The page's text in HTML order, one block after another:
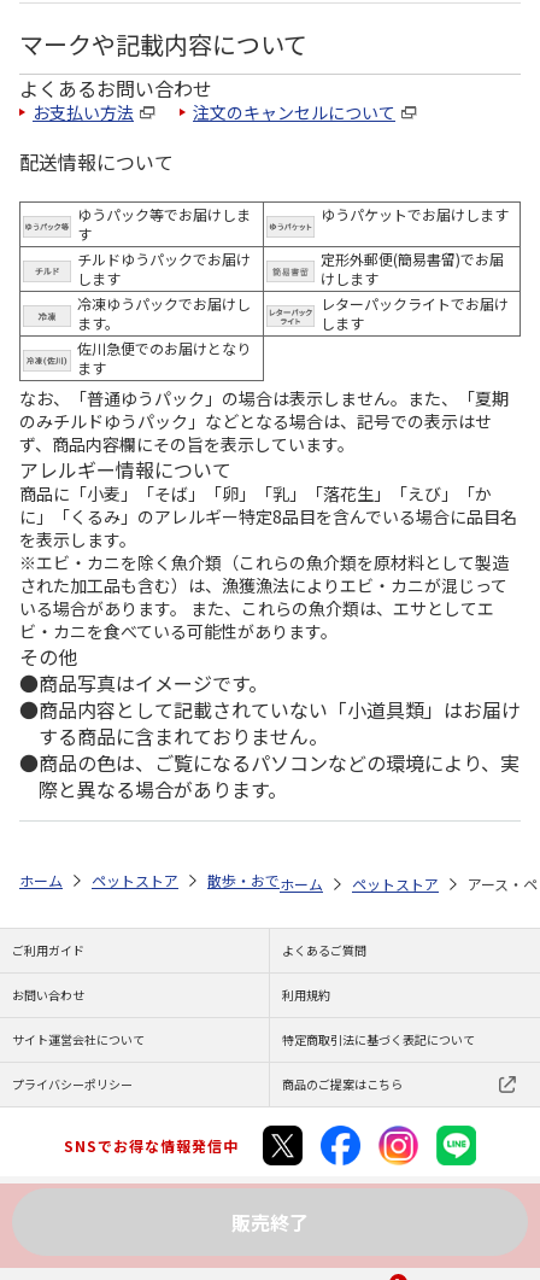
マークや記載内容について
よくあるお問い合わせ
お支払い方法 注文のキャンセルについて
配送情報について
ゆうパック等でお届けしま
す
ゆうパケットでお届けします
チルドゆうパックでお届け
します
定形外郵便(簡易書留)でお届
けします
冷凍ゆうパックでお届けし
ます。
レターパックライトでお届け
します
佐川急便でのお届けとなり
ます
なお、「普通ゆうパック」の場合は表示しません。また、「夏期
のみチルドゆうパック」などとなる場合は、記号での表示はせ
ず、商品内容欄にその旨を表示しています。
アレルギー情報について
商品に「小麦」「そば」「卵」「乳」「落花生」「えび」「か
に」「くるみ」のアレルギー特定8品目を含んでいる場合に品目名
を表示します。
※エビ・カニを除く魚介類（これらの魚介類を原材料として製造
された加工品も含む）は、漁獲漁法によりエビ・カニが混じって
いる場合があります。 また、これらの魚介類は、エサとしてエ
ビ・カニを食べている可能性があります。
その他
商品写真はイメージです。
商品内容として記載されていない「小道具類」はお届け
する商品に含まれておりません。
商品の色は、ご覧になるパソコンなどの環境により、実
際と異なる場合があります。
販売終了
ホーム ペットストア 散歩・おでかけ 散歩用品（犬用） アース
ホーム ペットストア アース・
ご利用ガイド よくあるご質問
お問い合わせ 利用規約
サイト運営会社について 特定商取引法に基づく表記について
プライバシーポリシー 商品のご提案はこちら
SNSでお得な情報発信中